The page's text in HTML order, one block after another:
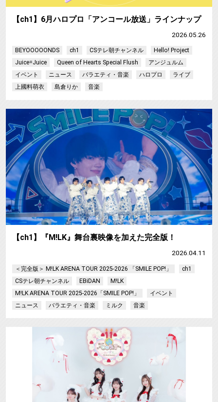
【ch1】6月ハロプロ「アンコール放送」ラインナップ
2026.05.26
BEYOOOOONDS ch1 CSテレ朝チャンネル
Hello! Project
Juice=Juice
Queen of Hearts Special Flush
アンジュルム
イベント
ニュース バラエティ・音楽 ハロプロ
ライブ
上國料萌衣
島倉りか 音楽
【ch1】『M!LK』舞台裏映像を加えた完全版！
2026.04.11
＜完全版＞ M!LK ARENA TOUR 2025-2026 「SMILE POP!」
ch1
CSテレ朝チャンネル
EBiDAN
M!LK
M!LK ARENA TOUR 2025-2026「SMILE POP!」
イベント
ニュース
バラエティ・音楽 ミルク 音楽